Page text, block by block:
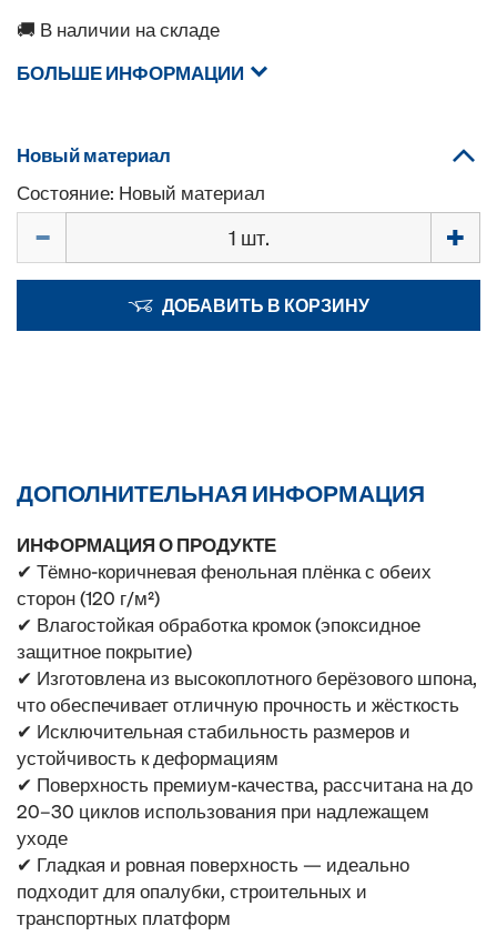
🚚 В наличии на складе
БОЛЬШЕ ИНФОРМАЦИИ
Новый материал
Состояние: Новый материал
ДОБАВИТЬ В КОРЗИНУ
ДОПОЛНИТЕЛЬНАЯ ИНФОРМАЦИЯ
ИНФОРМАЦИЯ О ПРОДУКТЕ
✔ Тёмно-коричневая фенольная плёнка с обеих
сторон (120 г/м²)
✔ Влагостойкая обработка кромок (эпоксидное
защитное покрытие)
✔ Изготовлена из высокоплотного берёзового шпона,
что обеспечивает отличную прочность и жёсткость
✔ Исключительная стабильность размеров и
устойчивость к деформациям
✔ Поверхность премиум-качества, рассчитана на до
20–30 циклов использования при надлежащем
уходе
✔ Гладкая и ровная поверхность — идеально
подходит для опалубки, строительных и
транспортных платформ